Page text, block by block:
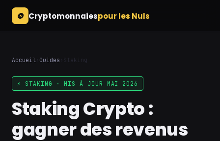
🪙 Cryptomonnaiespour les Nuls
Accueil › Guides › Staking
⚡ STAKING · MIS À JOUR MAI 2026
Staking Crypto :
gagner des revenus